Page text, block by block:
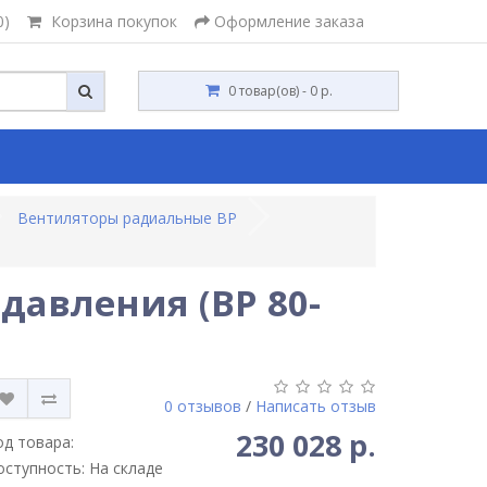
Корзина покупок Оформление заказа
0 товар(ов) - 0 р.
Вентиляторы радиальные ВР
(ВР 80-
0 отзывов / Написать отзыв
товара:
На складе
230 028 р.